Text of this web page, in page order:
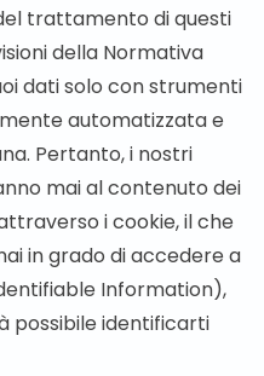
trattamento di questi
della Normativa
dati solo con strumenti
automatizzata e
Pertanto, i nostri
mai al contenuto dei
i cookie, il che
in grado di accedere a
Information),
possibile identificarti